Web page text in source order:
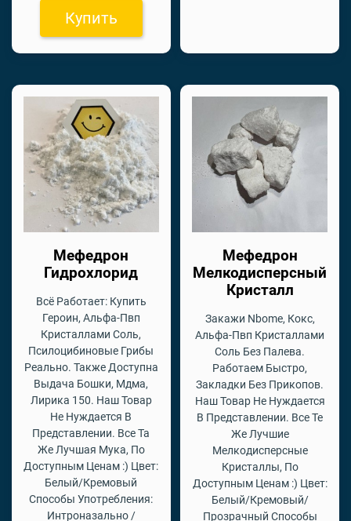
Купить
Мефедрон
Гидрохлорид
Всё Работает: Купить
Героин, Альфа-Пвп
Кристаллами Соль,
Псилоцибиновые Грибы
Реально. Также Доступна
Выдача Бошки, Мдма,
Лирика 150. Наш Товар
Не Нуждается В
Представлении. Все Та
Же Лучшая Мука, По
Доступным Ценам :) Цвет:
Белый/Кремовый
Способы Употребления:
Интроназально /
Мефедрон
Мелкодисперсный
Кристалл
Закажи Nbome, Кокс,
Альфа-Пвп Кристаллами
Соль Без Палева.
Работаем Быстро,
Закладки Без Прикопов.
Наш Товар Не Нуждается
В Представлении. Все Те
Же Лучшие
Мелкодисперсные
Кристаллы, По
Доступным Ценам :) Цвет:
Белый/Кремовый/
Прозрачный Способы